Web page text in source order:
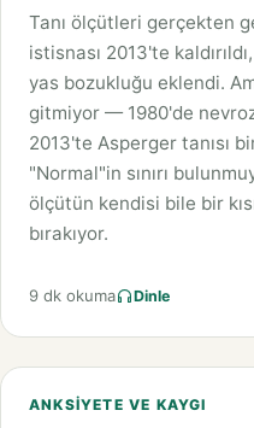
Tanı ölçütleri gerçekten
istisnası 2013'te
yas bozukluğu eklendi.
gitmiyor — 1980'de
2013'te Asperger tanısı
"Normal"in sınırı
ölçütün kendisi bile bir
bırakıyor.
9 dk okuma Dinle
ANKSIYETE VE KAYGI